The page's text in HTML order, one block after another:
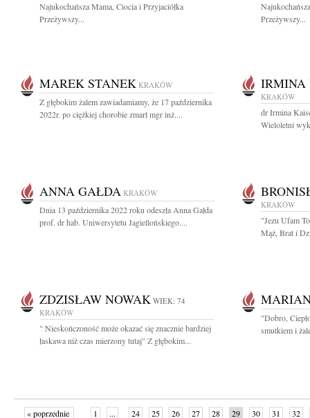
Najukochańsza Mama, Ciocia i Przyjaciółka
Przeżywszy...
Przeżywszy...
MAREK STANEK KRAKÓW
Z głębokim żalem zawiadamiamy, że 17 października
2022r. po ciężkiej chorobie zmarł mgr inż....
IRMINA
KRAKÓW
dr Irmina
Wieloletni
ANNA GAŁDA KRAKÓW
Dnia 13 października 2022 roku odeszła Anna Gałda
prof. dr hab. Uniwersytetu Jagiellońskiego....
KRAKÓW
"Jezu Ufam
Mąż, Brat i
ZDZISŁAW NOWAK WIEK: 74
KRAKÓW
" Nieskończoność może okazać się znacznie bardziej
łaskawa niż czas mierzony tutaj" Z głębokim...
"Dobro,
smutkiem i
« poprzednie 1 ... 24 25 26 27 28 29 30 31 32